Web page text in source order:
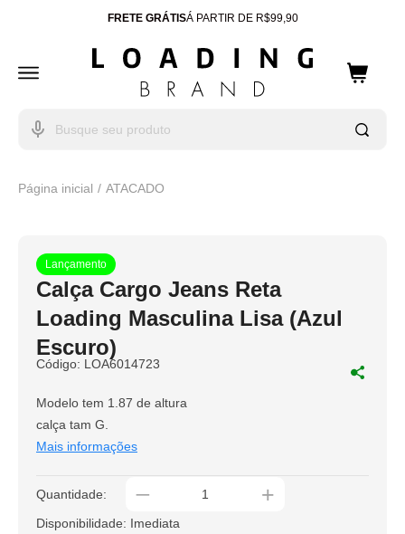
FRETE GRÁTISÁ PARTIR DE R$99,90
ENTREGA PARA TODO BRASIL
10% OFFCUPOM: WELCOME
Página inicial ATACADO
Lançamento
Calça Cargo Jeans Reta
Loading Masculina Lisa (Azul
Escuro)
Código: LOA6014723
Modelo tem 1.87 de altura
calça tam G.
Mais informações
Quantidade: _ +
Disponibilidade: Imediata